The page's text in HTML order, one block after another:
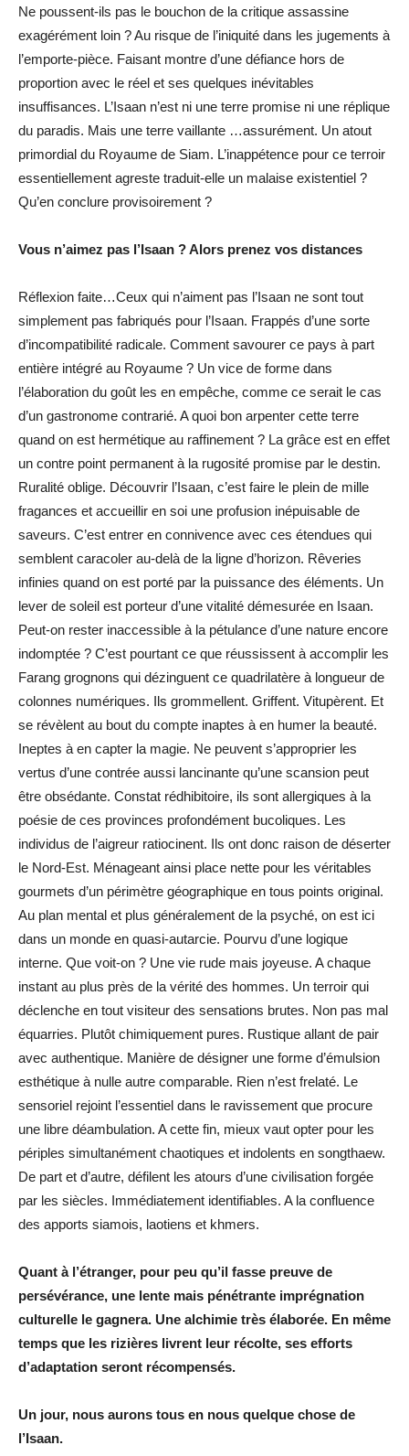
Ne poussent-ils pas le bouchon de la critique assassine
exagérément loin ? Au risque de l’iniquité dans les jugements à
l’emporte-pièce. Faisant montre d’une défiance hors de
proportion avec le réel et ses quelques inévitables
insuffisances. L’Isaan n’est ni une terre promise ni une réplique
du paradis. Mais une terre vaillante …assurément. Un atout
primordial du Royaume de Siam. L’inappétence pour ce terroir
essentiellement agreste traduit-elle un malaise existentiel ?
Qu’en conclure provisoirement ?
Vous n’aimez pas l’Isaan ? Alors prenez vos distances
Réflexion faite…Ceux qui n’aiment pas l’Isaan ne sont tout
simplement pas fabriqués pour l’Isaan. Frappés d’une sorte
d’incompatibilité radicale. Comment savourer ce pays à part
entière intégré au Royaume ? Un vice de forme dans
l’élaboration du goût les en empêche, comme ce serait le cas
d’un gastronome contrarié. A quoi bon arpenter cette terre
quand on est hermétique au raffinement ? La grâce est en effet
un contre point permanent à la rugosité promise par le destin.
Ruralité oblige. Découvrir l’Isaan, c’est faire le plein de mille
fragances et accueillir en soi une profusion inépuisable de
saveurs. C’est entrer en connivence avec ces étendues qui
semblent caracoler au-delà de la ligne d’horizon. Rêveries
infinies quand on est porté par la puissance des éléments. Un
lever de soleil est porteur d’une vitalité démesurée en Isaan.
Peut-on rester inaccessible à la pétulance d’une nature encore
indomptée ? C’est pourtant ce que réussissent à accomplir les
Farang grognons qui dézinguent ce quadrilatère à longueur de
colonnes numériques. Ils grommellent. Griffent. Vitupèrent. Et
se révèlent au bout du compte inaptes à en humer la beauté.
Ineptes à en capter la magie. Ne peuvent s’approprier les
vertus d’une contrée aussi lancinante qu’une scansion peut
être obsédante. Constat rédhibitoire, ils sont allergiques à la
poésie de ces provinces profondément bucoliques. Les
individus de l’aigreur ratiocinent. Ils ont donc raison de déserter
le Nord-Est. Ménageant ainsi place nette pour les véritables
gourmets d’un périmètre géographique en tous points original.
Au plan mental et plus généralement de la psyché, on est ici
dans un monde en quasi-autarcie. Pourvu d’une logique
interne. Que voit-on ? Une vie rude mais joyeuse. A chaque
instant au plus près de la vérité des hommes. Un terroir qui
déclenche en tout visiteur des sensations brutes. Non pas mal
équarries. Plutôt chimiquement pures. Rustique allant de pair
avec authentique. Manière de désigner une forme d’émulsion
esthétique à nulle autre comparable. Rien n’est frelaté. Le
sensoriel rejoint l’essentiel dans le ravissement que procure
une libre déambulation. A cette fin, mieux vaut opter pour les
périples simultanément chaotiques et indolents en songthaew.
De part et d’autre, défilent les atours d’une civilisation forgée
par les siècles. Immédiatement identifiables. A la confluence
des apports siamois, laotiens et khmers.
Quant à l’étranger, pour peu qu’il fasse preuve de
persévérance, une lente mais pénétrante imprégnation
culturelle le gagnera. Une alchimie très élaborée. En même
temps que les rizières livrent leur récolte, ses efforts
d’adaptation seront récompensés.
Un jour, nous aurons tous en nous quelque chose de
l’Isaan.